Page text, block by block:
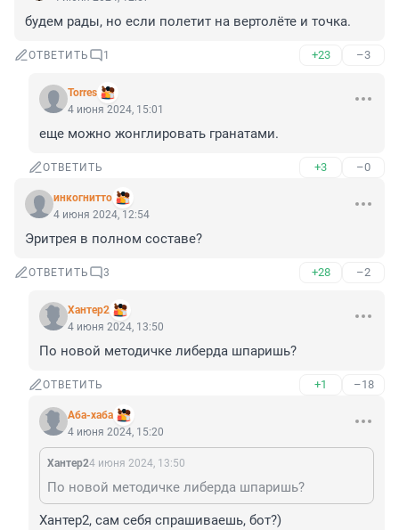
будем рады, но если полетит на вертолёте и точка.
ОТВЕТИТЬ 1 +23 –3
Torres
4 июня 2024, 15:01
еще можно жонглировать гранатами.
ОТВЕТИТЬ +3 –0
инкогнитто
4 июня 2024, 12:54
Эритрея в полном составе?
ОТВЕТИТЬ 3 +28 –2
Хантер2
4 июня 2024, 13:50
По новой методичке либерда шпаришь?
ОТВЕТИТЬ +1 –18
Аба-хаба
4 июня 2024, 15:20
Хантер24 июня 2024, 13:50
По новой методичке либерда шпаришь?
Хантер2, сам себя спрашиваешь, бот?)